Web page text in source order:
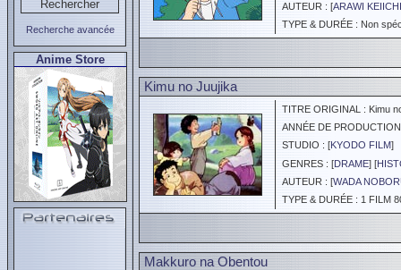
Recherche avancée
Anime Store
AUTEUR : [ARAWI KEIICHI
TYPE & DURÉE : Non
Kimu no Juujika
TITRE ORIGINAL : Kimu
ANNÉE DE
STUDIO : [KYODO FILM]
GENRES : [DRAME] [
AUTEUR : [WADA
TYPE & DURÉE : 1 FILM
Makkuro na Obentou